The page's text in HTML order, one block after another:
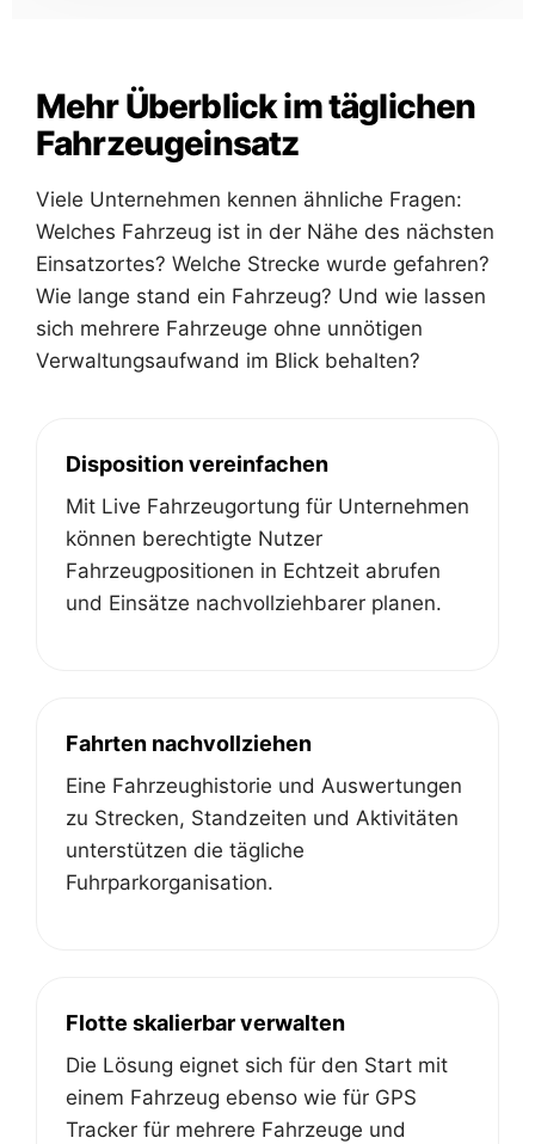
Mehr Überblick im täglichen
Fahrzeugeinsatz
Viele Unternehmen kennen ähnliche Fragen:
Welches Fahrzeug ist in der Nähe des nächsten
Einsatzortes? Welche Strecke wurde gefahren?
Wie lange stand ein Fahrzeug? Und wie lassen
sich mehrere Fahrzeuge ohne unnötigen
Verwaltungsaufwand im Blick behalten?
Disposition vereinfachen
Mit Live Fahrzeugortung für Unternehmen
können berechtigte Nutzer
Fahrzeugpositionen in Echtzeit abrufen
und Einsätze nachvollziehbarer planen.
Fahrten nachvollziehen
Eine Fahrzeughistorie und Auswertungen
zu Strecken, Standzeiten und Aktivitäten
unterstützen die tägliche
Fuhrparkorganisation.
Flotte skalierbar verwalten
Die Lösung eignet sich für den Start mit
einem Fahrzeug ebenso wie für GPS
Tracker für mehrere Fahrzeuge und